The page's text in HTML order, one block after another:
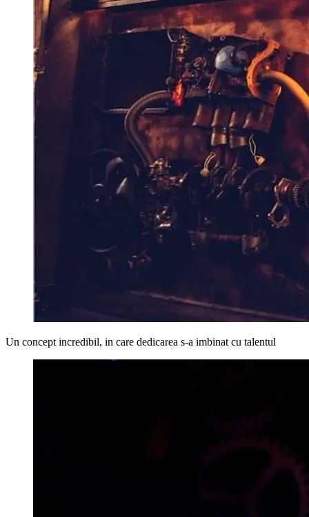
Un concept incredibil, in care dedicarea s-a imbinat cu talentul